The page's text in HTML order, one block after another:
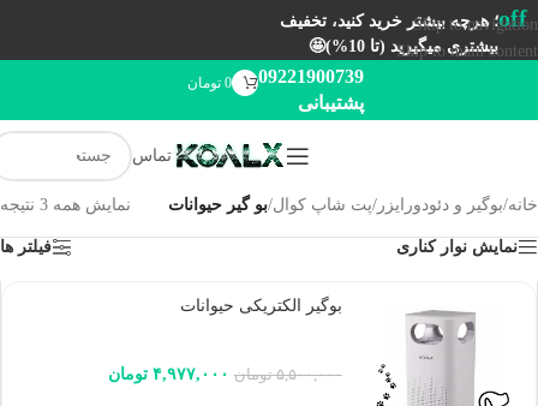
Skip to navigation
Skip to main content
off؛ هرچه بیشتر خرید کنید، تخفیف
بیشتری میگیرید (تا 10%)🤩
09221900739
پشتیبانی
0 تومان
تماس
خانه/بوگیر و دئودورایزر /پت شاپ کوال/بو گیر حیوانات نمایش همه 3 نتیجه
نمایش نوار کناری فیلتر ها
بوگیر الکتریکی حیوانات
۵,۵۰۰,۰۰۰ تومان ۴,۹۷۷,۰۰۰ تومان